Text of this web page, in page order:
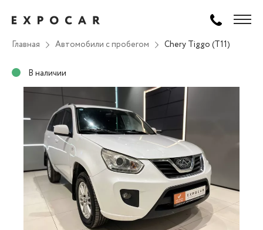
Главная Автомобили с пробегом Chery Tiggo (T11)
В наличии